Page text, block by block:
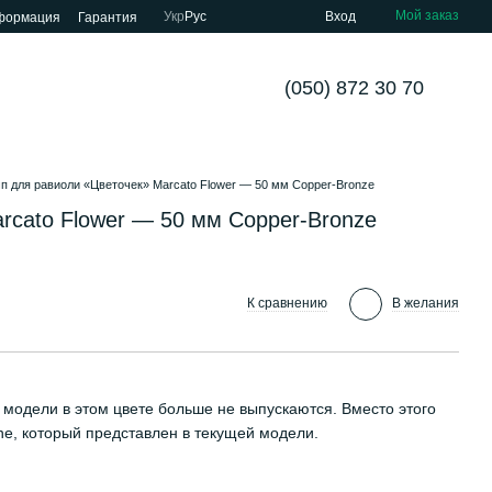
Гарантия Укр Рус Вход Мой заказ
(050) 872 30 70
для равиоли «Цветочек» Marcato Flower — 50 мм Copper-Bronze
Flower — 50 мм Copper-Bronze
К сравнению В желания
в этом цвете больше не выпускаются. Вместо этого
который представлен в текущей модели.